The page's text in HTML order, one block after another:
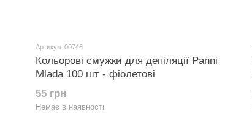
Артикул: 00746
Кольорові смужки для депіляції Panni
Mlada 100 шт - фіолетові
55 грн
Немає в наявності